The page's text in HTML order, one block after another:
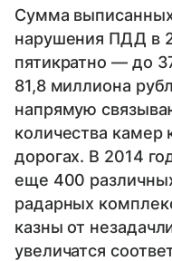
Сумма
нарушения ПДД в
пятикратно — до
81,8 миллиона
напрямую
количества камер
дорогах. В 2014
еще 400
радарных
казны от
увеличатся